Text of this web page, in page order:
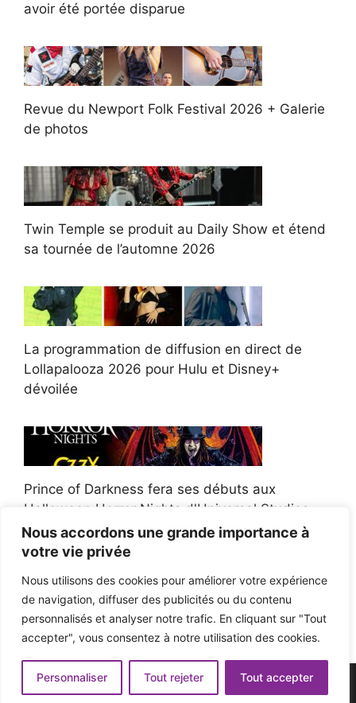
Nous accordons une grande importance à
votre vie privée
Nous utilisons des cookies pour améliorer votre expérience
de navigation, diffuser des publicités ou du contenu
personnalisés et analyser notre trafic. En cliquant sur "Tout
accepter", vous consentez à notre utilisation des cookies.
Personnaliser Tout rejeter Tout accepter
avoir été portée disparue
Revue du Newport Folk Festival 2026 + Galerie
de photos
Twin Temple se produit au Daily Show et étend
sa tournée de l’automne 2026
La programmation de diffusion en direct de
Lollapalooza 2026 pour Hulu et Disney+
dévoilée
Prince of Darkness fera ses débuts aux
Halloween Horror Nights d'Universal Studios
Afroman poursuit un policier de l'Ohio après la
victoire du jury en diffamation
© 2026 - Pop'n Music -